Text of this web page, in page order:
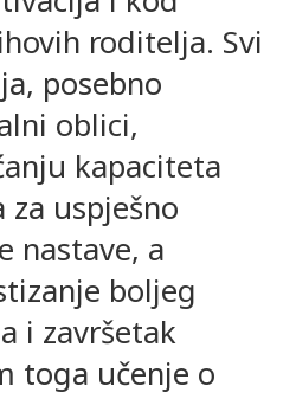
roditelja. Svi
posebno
oblici,
kapaciteta
za uspješno
nastave, a
boljeg
i završetak
toga učenje o